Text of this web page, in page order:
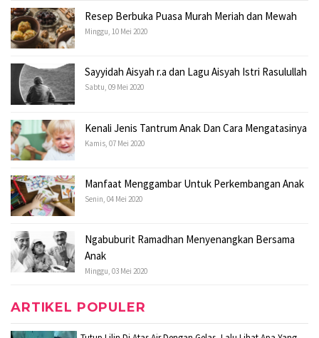
Resep Berbuka Puasa Murah Meriah dan Mewah
Minggu, 10 Mei 2020
Sayyidah Aisyah r.a dan Lagu Aisyah Istri Rasulullah
Sabtu, 09 Mei 2020
Kenali Jenis Tantrum Anak Dan Cara Mengatasinya
Kamis, 07 Mei 2020
Manfaat Menggambar Untuk Perkembangan Anak
Senin, 04 Mei 2020
Ngabuburit Ramadhan Menyenangkan Bersama
Anak
Minggu, 03 Mei 2020
ARTIKEL POPULER